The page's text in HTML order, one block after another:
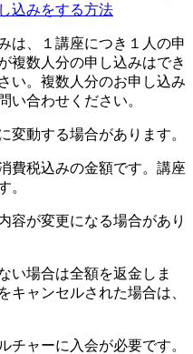
込みをする方法
は、１講座につき１人の申
複数人分の申し込みはでき
い。複数人分のお申し込み
い合わせください。
動する場合があります。
費税込みの金額です。講座
。
容が変更になる場合があり
い場合は全額を返金しま
キャンセルされた場合は、
ャーに入会が必要です。